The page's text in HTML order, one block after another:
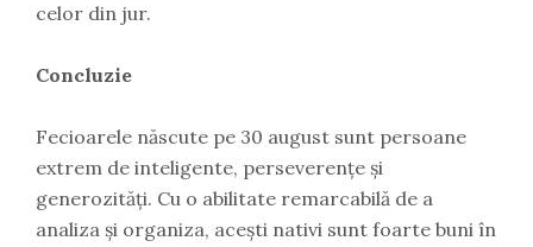
celor din jur.
Concluzie
Fecioarele născute pe 30 august sunt persoane
extrem de inteligente, perseverențe și
generozități. Cu o abilitate remarcabilă de a
analiza și organiza, acești nativi sunt foarte buni în